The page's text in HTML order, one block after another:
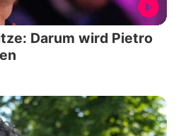
Darum wird Pietro